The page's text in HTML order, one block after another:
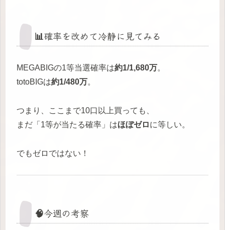
📊確率を改めて冷静に見てみる
MEGABIGの1等当選確率は約1/1,680万。
totoBIGは約1/480万。
つまり、ここまで10口以上買っても、
まだ「1等が当たる確率」はほぼゼロに等しい。
でもゼロではない！
🧠今週の考察